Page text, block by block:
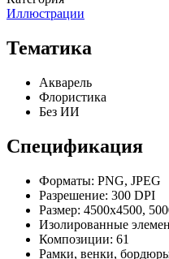
Иллюстрации
Тематика
Акварель
Флористика
Без ИИ
Спецификация
Форматы: PNG, JPEG
Разрешение: 300 DPI
Размер: 4500х4500,
Изолированные
Композиции: 61
Рамки, венки,